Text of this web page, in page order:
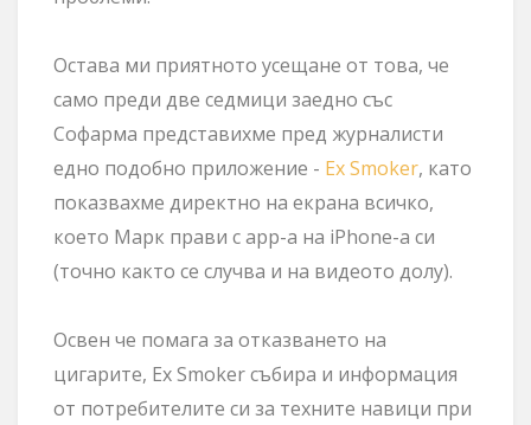
Остава ми приятното усещане от това, че
само преди две седмици заедно със
Софарма представихме пред журналисти
едно подобно приложение - Ex Smoker, като
показвахме директно на екрана всичко,
което Марк прави с app-a на iPhone-a си
(точно както се случва и на видеото долу).
Освен че помага за отказването на
цигарите, Ex Smoker събира и информация
от потребителите си за техните навици при